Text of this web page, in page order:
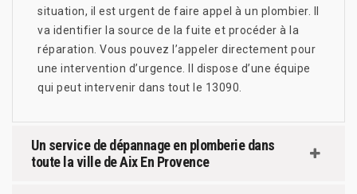
situation, il est urgent de faire appel à un plombier. Il
va identifier la source de la fuite et procéder à la
réparation. Vous pouvez l’appeler directement pour
une intervention d’urgence. Il dispose d’une équipe
qui peut intervenir dans tout le 13090.
Un service de dépannage en plomberie dans
toute la ville de Aix En Provence